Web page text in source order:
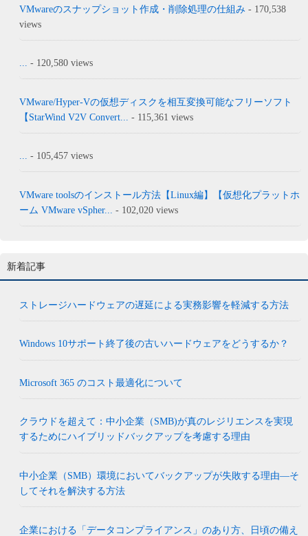
VMwareのスナップショット作成・削除処理の仕組み - 170,538
views
... - 120,580 views
VMware/Hyper-Vの仮想ディスクを相互変換可能なフリーソフト
【StarWind V2V Convert...
- 115,361 views
... - 105,457 views
VMware toolsのインストール方法【Linux編】【仮想化プラットホ
ーム VMware vSpher...
- 102,020 views
新着記事
ストレージハードウェアの遅延による実務影響を軽減する方法
Windows 10サポート終了後の古いハードウェアをどうするか？
Microsoft 365 のコスト最適化について
クラウドを超えて：中小企業（SMB)が真のレジリエンスを実現
するためにハイブリッドバックアップを考慮する理由
中小企業（SMB）環境においてバックアップが失敗する理由―そ
してそれを解決する方法
企業における「データコンプライアンス」のあり方、日頃の備え